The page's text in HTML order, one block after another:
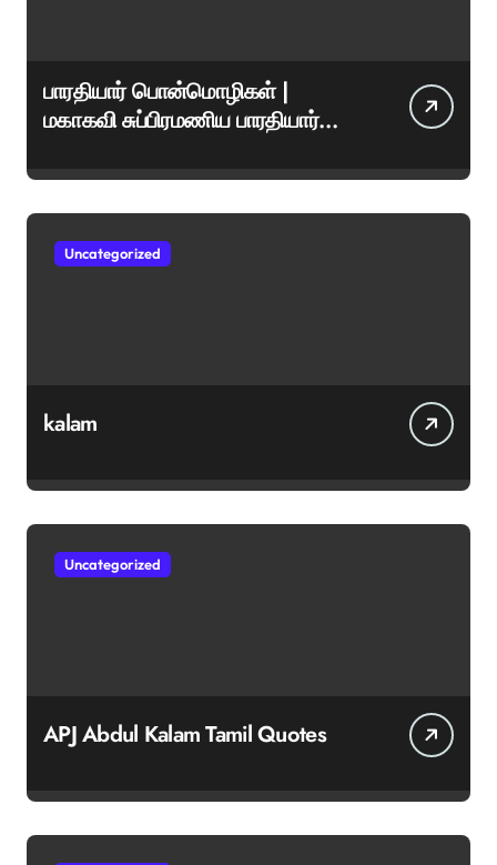
பாரதியார் பொன்மொழிகள் |
மகாகவி சுப்பிரமணிய பாரதியார்
ஊக்கமளிக்கும் வாசகங்கள்
Uncategorized
kalam
Uncategorized
APJ Abdul Kalam Tamil Quotes